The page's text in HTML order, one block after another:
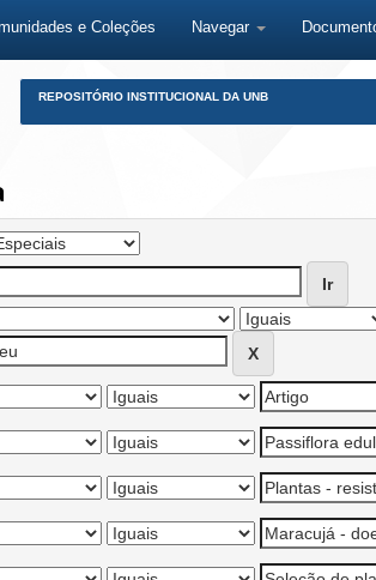
e Coleções Navegar
REPOSITÓRIO INSTITUCIONAL DA UNB